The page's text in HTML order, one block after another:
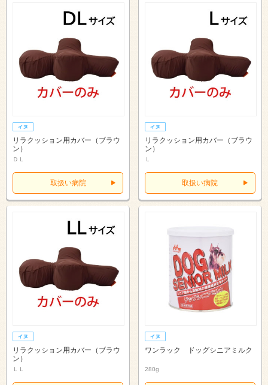
リラクッション用カバー（ブラウ
ン）
ＤＬ
取扱い病院
リラクッション用カバー（ブラウ
ン）
Ｌ
取扱い病院
リラクッション用カバー（ブラウ
ン）
ＬＬ
ワンラック ドッグシニアミルク
280g